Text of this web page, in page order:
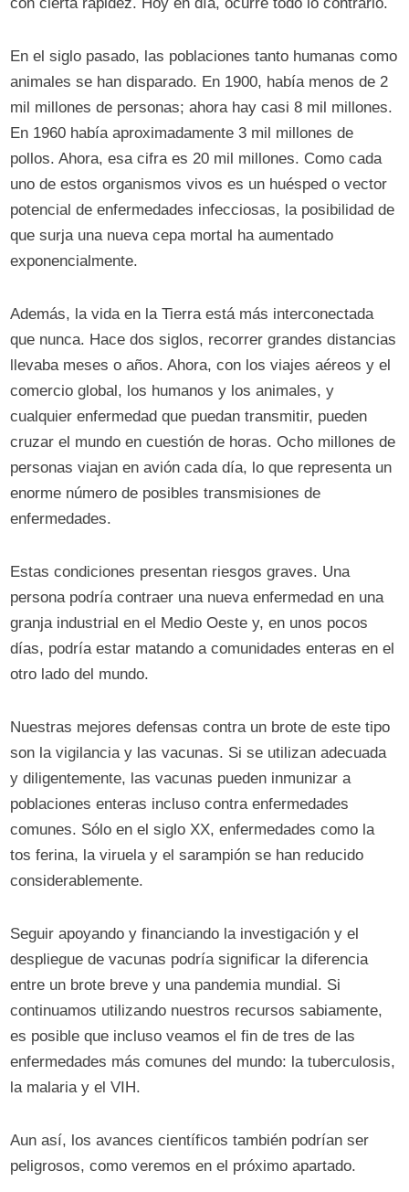
con cierta rapidez. Hoy en día, ocurre todo lo contrario.
En el siglo pasado, las poblaciones tanto humanas como
animales se han disparado. En 1900, había menos de 2
mil millones de personas; ahora hay casi 8 mil millones.
En 1960 había aproximadamente 3 mil millones de
pollos. Ahora, esa cifra es 20 mil millones. Como cada
uno de estos organismos vivos es un huésped o vector
potencial de enfermedades infecciosas, la posibilidad de
que surja una nueva cepa mortal ha aumentado
exponencialmente.
Además, la vida en la Tierra está más interconectada
que nunca. Hace dos siglos, recorrer grandes distancias
llevaba meses o años. Ahora, con los viajes aéreos y el
comercio global, los humanos y los animales, y
cualquier enfermedad que puedan transmitir, pueden
cruzar el mundo en cuestión de horas. Ocho millones de
personas viajan en avión cada día, lo que representa un
enorme número de posibles transmisiones de
enfermedades.
Estas condiciones presentan riesgos graves. Una
persona podría contraer una nueva enfermedad en una
granja industrial en el Medio Oeste y, en unos pocos
días, podría estar matando a comunidades enteras en el
otro lado del mundo.
Nuestras mejores defensas contra un brote de este tipo
son la vigilancia y las vacunas. Si se utilizan adecuada
y diligentemente, las vacunas pueden inmunizar a
poblaciones enteras incluso contra enfermedades
comunes. Sólo en el siglo XX, enfermedades como la
tos ferina, la viruela y el sarampión se han reducido
considerablemente.
Seguir apoyando y financiando la investigación y el
despliegue de vacunas podría significar la diferencia
entre un brote breve y una pandemia mundial. Si
continuamos utilizando nuestros recursos sabiamente,
es posible que incluso veamos el fin de tres de las
enfermedades más comunes del mundo: la tuberculosis,
la malaria y el VIH.
Aun así, los avances científicos también podrían ser
peligrosos, como veremos en el próximo apartado.